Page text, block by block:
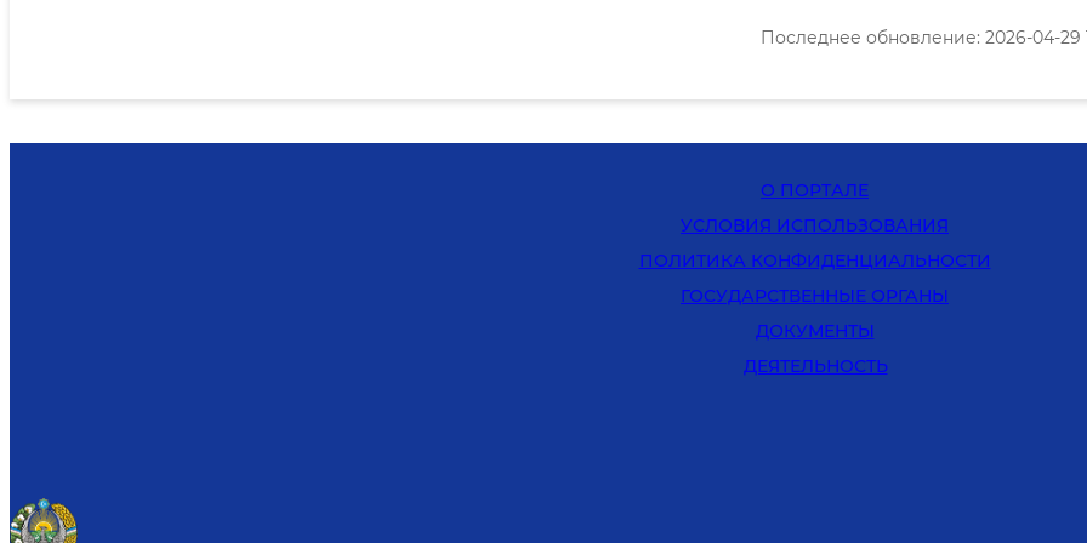
Последнее обновление: 2026-04-29
О ПОРТАЛЕ
УСЛОВИЯ ИСПОЛЬЗОВАНИЯ
ПОЛИТИКА КОНФИДЕНЦИАЛЬНОСТИ
ГОСУДАРСТВЕННЫЕ ОРГАНЫ
ДОКУМЕНТЫ
ДЕЯТЕЛЬНОСТЬ